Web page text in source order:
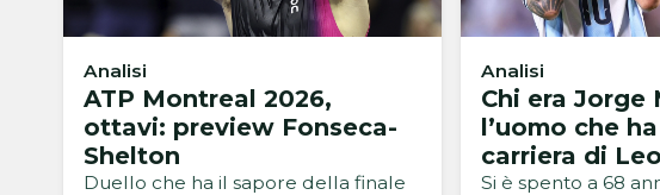
Analisi
ATP Montreal 2026,
ottavi: preview Fonseca-
Shelton
Duello che ha il sapore della finale
Analisi
Chi era Jorge
l’uomo che
carriera di Leo
Si è spento a 68